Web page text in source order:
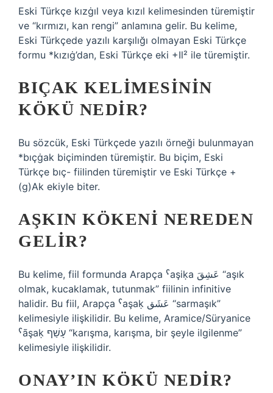
Eski Türkçe kızġıl veya kızıl kelimesinden türemiştir
ve “kırmızı, kan rengi” anlamına gelir. Bu kelime,
Eski Türkçede yazılı karşılığı olmayan Eski Türkçe
formu *kızıġ’dan, Eski Türkçe eki +Il² ile türemiştir.
BIÇAK KELIMESININ
KÖKÜ NEDIR?
Bu sözcük, Eski Türkçede yazılı örneği bulunmayan
*bıçġak biçiminden türemiştir. Bu biçim, Eski
Türkçe bıç- fiilinden türemiştir ve Eski Türkçe +
(g)Ak ekiyle biter.
AŞKIN KÖKENI NEREDEN
GELIR?
Bu kelime, fiil formunda Arapça ˁaşiḳa عَشِقَ “aşık
olmak, kucaklamak, tutunmak” fiilinin infinitive
halidir. Bu fiil, Arapça ˁaşaḳ عَشَق “sarmaşık”
kelimesiyle ilişkilidir. Bu kelime, Aramice/Süryanice
ˁāşaḳ עָשַׁף “karışma, karışma, bir şeyle ilgilenme”
kelimesiyle ilişkilidir.
ONAY’IN KÖKÜ NEDIR?